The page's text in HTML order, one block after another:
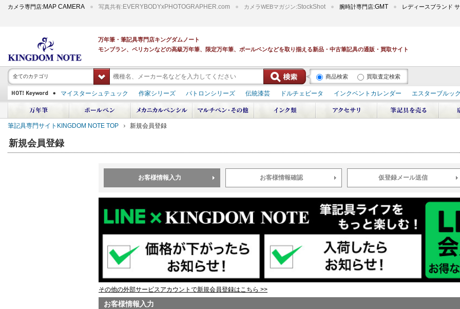
カメラ専門店: MAP CAMERA 写真共有: EVERYBODYxPHOTOGRAPHER.com カメラWEBマガジン:StockShot 腕時計専門店:GMT レディースブランド
万年筆・筆記具専門店キングダムノート
モンブラン、ペリカンなどの高級万年筆、限定万年筆、ボールペンなどを取り揃える新品・中古筆記具の通販・買取サイト
全てのカテゴリ 商品検索 買取査定検索
マイスターシュテュック 作家シリーズ パトロンシリーズ 伝統漆芸 ドルチェビータ インクベントカレンダー
エスターブルッ
スーベレーン
PILOT 蒔絵 ダイアミン ボトルインク デュポン スペース オデッセイ 輪島屋善仁 深海 エテルニタ･アヴァンティ
中屋万年筆
プラチナ 出雲 キングダムノート別注 アルマンドシモーニクラブ ペリカン オーシャンスワール 源氏物語 作家シリーズ
パトロンシリ
筆記具専門サイトKINGDOM NOTE TOP 新規会員登録
新規会員登録
お客様情報入力 お客様情報確認 仮登録メール送信
その他の外部サービスアカウントで新規会員登録はこちら >>
お客様情報入力